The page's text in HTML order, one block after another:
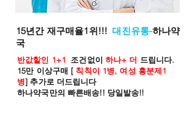
15년간 재구매율1위!!!대진유통-하나약
국
반값할인 1+1 조건없이 하나+ 더 드립니다.
15만 이상구매 [ 칙칙이 1병, 여성 흥분제1
병] 추가로 더드립니다
하나약국만의 빠른배송!! 당일발송!!